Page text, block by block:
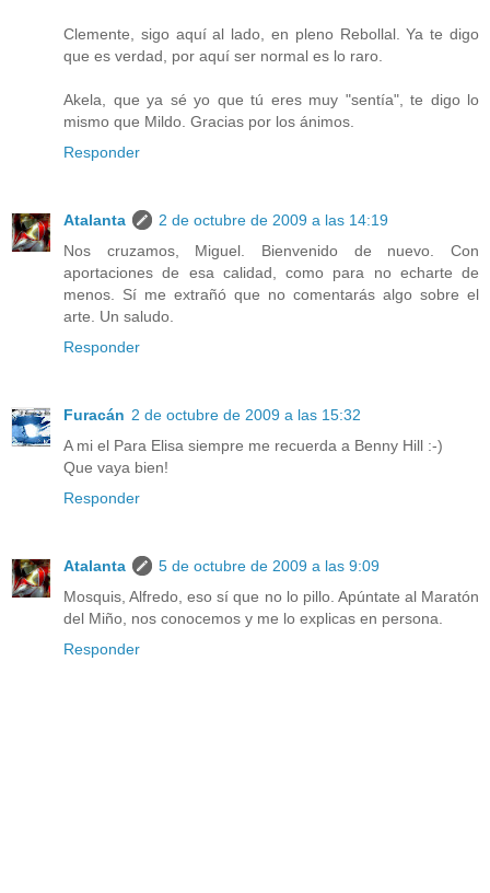
Clemente, sigo aquí al lado, en pleno Rebollal. Ya te digo
que es verdad, por aquí ser normal es lo raro.
Akela, que ya sé yo que tú eres muy "sentía", te digo lo
mismo que Mildo. Gracias por los ánimos.
Responder
Atalanta
2 de octubre de 2009 a las 14:19
Nos cruzamos, Miguel. Bienvenido de nuevo. Con
aportaciones de esa calidad, como para no echarte de
menos. Sí me extrañó que no comentarás algo sobre el
arte. Un saludo.
Responder
Furacán 2 de octubre de 2009 a las 15:32
A mi el Para Elisa siempre me recuerda a Benny Hill :-)
Que vaya bien!
Responder
Atalanta
5 de octubre de 2009 a las 9:09
Mosquis, Alfredo, eso sí que no lo pillo. Apúntate al Maratón
del Miño, nos conocemos y me lo explicas en persona.
Responder